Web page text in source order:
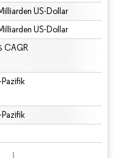
US-Dollar
US-Dollar
CAGR
Pazifik
Pazifik
erfordert Namensnennung